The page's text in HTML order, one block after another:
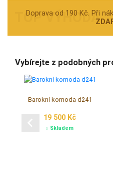
Doprava od 190 Kč. Při
Vybírejte z podobných
Barokní komoda d241
19 500 Kč
Skladem